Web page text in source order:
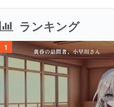
ランキング
1